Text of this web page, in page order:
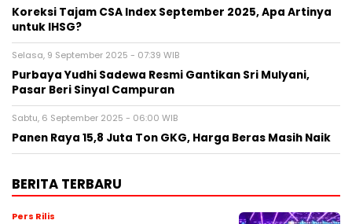
Koreksi Tajam CSA Index September 2025, Apa Artinya
untuk IHSG?
Selasa, 9 September 2025 - 07:39 WIB
Purbaya Yudhi Sadewa Resmi Gantikan Sri Mulyani,
Pasar Beri Sinyal Campuran
Sabtu, 6 September 2025 - 06:00 WIB
Panen Raya 15,8 Juta Ton GKG, Harga Beras Masih Naik
BERITA TERBARU
Pers Rilis